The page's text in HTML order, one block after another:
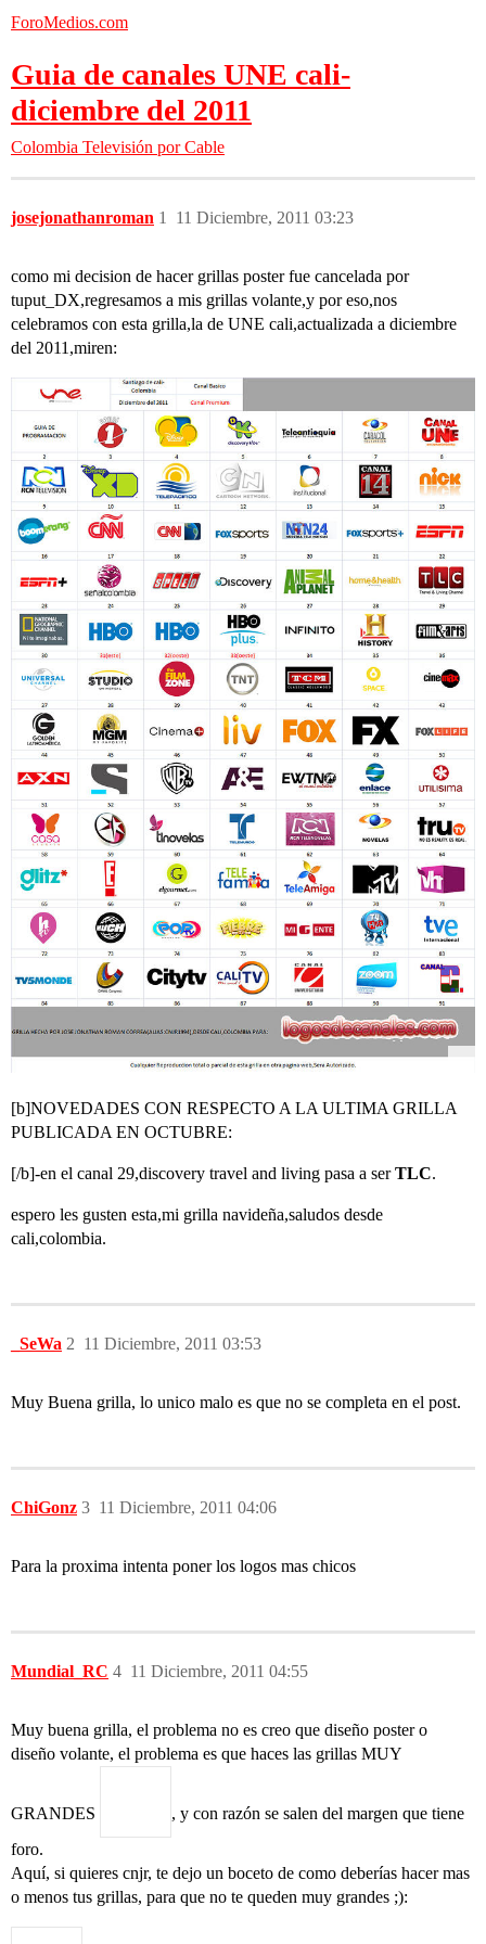
ForoMedios.com
Guia de canales UNE cali-
diciembre del 2011
Colombia Televisión por Cable
josejonathanroman 11 Diciembre, 2011 03:23
1
como mi decision de hacer grillas poster fue cancelada por
tuput_DX,regresamos a mis grillas volante,y por eso,nos
celebramos con esta grilla,la de UNE cali,actualizada a diciembre
del 2011,miren:
[b]NOVEDADES CON RESPECTO A LA ULTIMA GRILLA
PUBLICADA EN OCTUBRE:
[/b]-en el canal 29,discovery travel and living pasa a serTLC.
espero les gusten esta,mi grilla navideña,saludos desde
cali,colombia.
_SeWa 11 Diciembre, 2011 03:53
2
Muy Buena grilla, lo unico malo es que no se completa en el post.
ChiGonz 11 Diciembre, 2011 04:06
3
Para la proxima intenta poner los logos mas chicos
Mundial_RC 11 Diciembre, 2011 04:55
4
Muy buena grilla, el problema no es creo que diseño poster o
diseño volante, el problema es que haces las grillas MUY
GRANDES
, y con razón se salen del margen que tiene
foro.
Aquí, si quieres cnjr, te dejo un boceto de como deberías hacer mas
o menos tus grillas, para que no te queden muy grandes ;):